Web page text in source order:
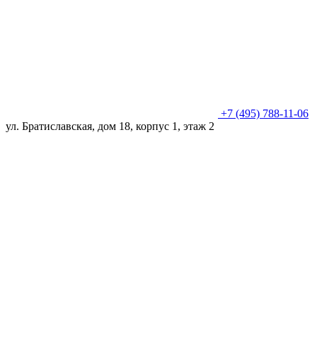
+7 (495) 788-11-06
ул. Братиславская, дом 18, корпус 1, этаж 2